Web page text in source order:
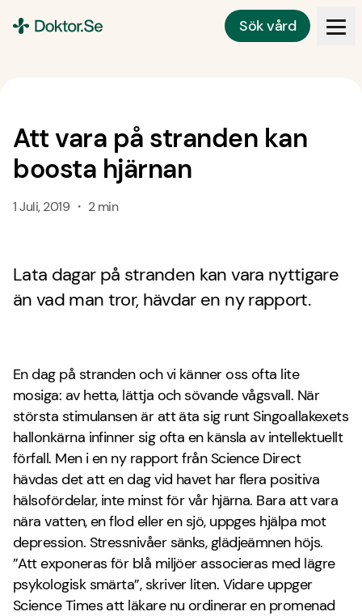
Sök vård
Att vara på stranden kan
boosta hjärnan
1 Juli, 2019 ・ 2 min
Lata dagar på stranden kan vara nyttigare
än vad man tror, hävdar en ny rapport.
En dag på stranden och vi känner oss ofta lite
mosiga: av hetta, lättja och sövande vågsvall. När
största stimulansen är att äta sig runt Singoallakexets
hallonkärna infinner sig ofta en känsla av intellektuellt
förfall. Men i en ny rapport från Science Direct
hävdas det att en dag vid havet har flera positiva
hälsofördelar, inte minst för vår hjärna. Bara att vara
nära vatten, en flod eller en sjö, uppges hjälpa mot
depression. Stressnivåer sänks, glädjeämnen höjs.
”Att exponeras för blå miljöer associeras med lägre
psykologisk smärta”, skriver liten. Vidare uppger
Science Times att läkare nu ordinerar en promenad